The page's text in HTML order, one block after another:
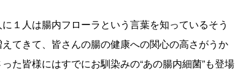
１人は腸内フローラという言葉を知っているそう
てきて、皆さんの腸の健康への関心の高さがうか
た皆様にはすでにお馴染みの“あの腸内細菌”も登場